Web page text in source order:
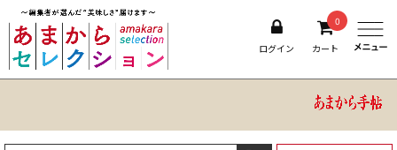
ログイン
0
カート